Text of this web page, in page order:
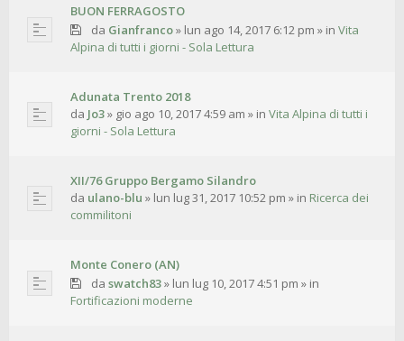
BUON FERRAGOSTO
da Gianfranco» lun ago 14, 2017 6:12 pm » in Vita
Alpina di tutti i giorni - Sola Lettura
Adunata Trento 2018
da Jo3» gio ago 10, 2017 4:59 am » in Vita Alpina di tutti i
giorni - Sola Lettura
XII/76 Gruppo Bergamo Silandro
da ulano-blu » lun lug 31, 2017 10:52 pm » in Ricerca dei
commilitoni
Monte Conero (AN)
da swatch83» lun lug 10, 2017 4:51 pm » in
Fortificazioni moderne